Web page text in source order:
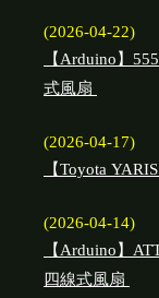
(2026-04-22)
【Arduino】
式風扇
(2026-04-17)
【Toyota
(2026-04-14)
【Arduino】
四線式風扇